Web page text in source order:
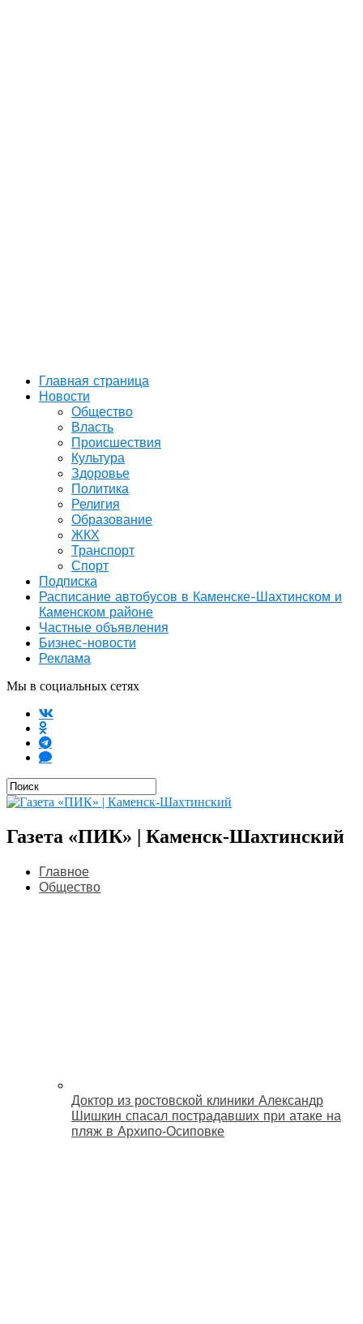
Главная страница
Новости
Общество
Власть
Происшествия
Культура
Здоровье
Политика
Религия
Образование
ЖКХ
Транспорт
Спорт
Подписка
Расписание автобусов в Каменске-Шахтинском и
Каменском районе
Частные объявления
Бизнес-новости
Реклама
Мы в социальных сетях
Газета «ПИК» | Каменск-Шахтинский
Главное
Общество
Доктор из ростовской клиники Александр
Шишкин спасал пострадавших при атаке на
пляж в Архипо‑Осиповке